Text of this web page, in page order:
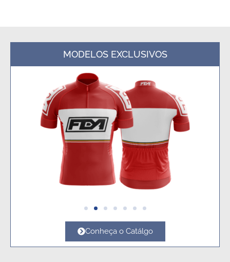
MODELOS EXCLUSIVOS
Conheça o Catálgo